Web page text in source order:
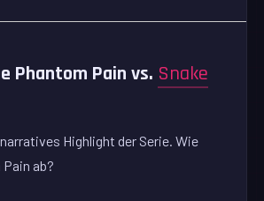
Phantom Pain vs. Snake
Highlight der Serie. Wie
ab?